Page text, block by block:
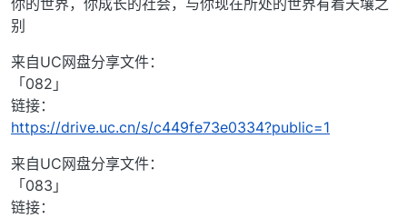
你的世界，你成长的社会，与你现在所处的世界有着天壤之
别
来自UC网盘分享文件：
「082」
链接：
https://drive.uc.cn/s/c449fe73e0334?public=1
来自UC网盘分享文件：
「083」
链接：